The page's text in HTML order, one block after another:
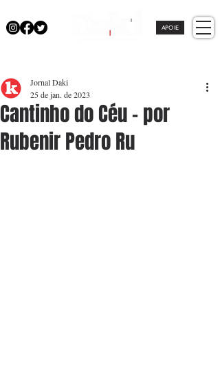
APOIE
Cantinho do Céu - por
Rubenir Pedro Ru
Jornal Daki
25 de jan. de 2023